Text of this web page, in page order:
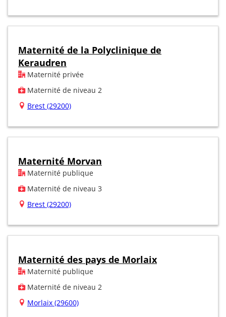
Maternité de la Polyclinique de
Keraudren
Maternité privée
Maternité de niveau 2
Brest (29200)
Maternité Morvan
Maternité publique
Maternité de niveau 3
Brest (29200)
Maternité des pays de Morlaix
Maternité publique
Maternité de niveau 2
Morlaix (29600)